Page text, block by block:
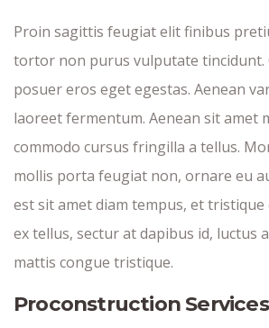
Proin sagittis feugiat elit finibus
tortor non purus vulputate tincidunt.
posuer eros eget egestas. Aenean
laoreet fermentum. Aenean sit amet
commodo cursus fringilla a tellus.
mollis porta feugiat non, ornare eu
est sit amet diam tempus, et tristique
ex tellus, sectur at dapibus id, luctus
mattis congue tristique.
Proconstruction Services